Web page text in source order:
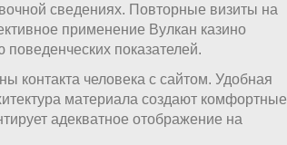
сведениях. Повторные визиты на
применение Вулкан казино
показателей.
контакта человека с сайтом. Удобная
материала создают комфортные
адекватное отображение на